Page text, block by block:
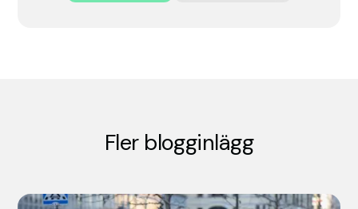
Fler blogginlägg